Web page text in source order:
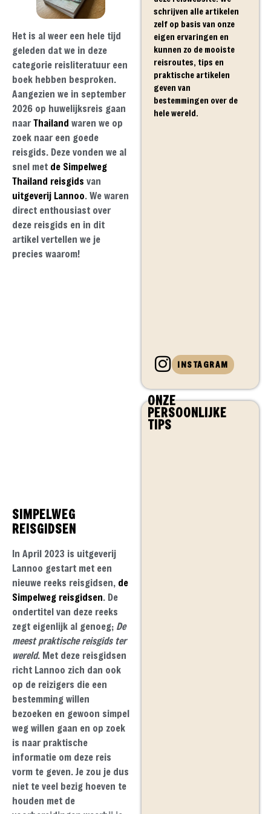
Het is al weer een hele tijd
geleden dat we in deze
categorie reisliteratuur een
boek hebben besproken.
Aangezien we in september
2026 op huwelijksreis gaan
naarThailand waren we op
zoek naar een goede
reisgids. Deze vonden we al
snel met de Simpelweg
Thailand reisgids van
uitgeverij Lannoo. We waren
direct enthousiast over
deze reisgids en in dit
artikel vertellen we je
precies waarom!
SIMPELWEG
REISGIDSEN
In April 2023 is uitgeverij
Lannoo gestart met een
nieuwe reeks reisgidsen, de
Simpelweg reisgidsen. De
ondertitel van deze reeks
zegt eigenlijk al genoeg; De
meest praktische reisgids ter
wereld. Met deze reisgidsen
richt Lannoo zich dan ook
op de reizigers die een
bestemming willen
bezoeken en gewoon simpel
weg willen gaan en op zoek
is naar praktische
informatie om deze reis
vorm te geven. Je zou je dus
niet te veel bezig hoeven te
houden met de
schrijven alle artikelen
zelf op basis van onze
eigen ervaringen en
kunnen zo de mooiste
reisroutes, tips en
praktische artikelen
geven van
bestemmingen over de
hele wereld.
INSTAGRAM
ONZE
PERSOONLIJKE
TIPS